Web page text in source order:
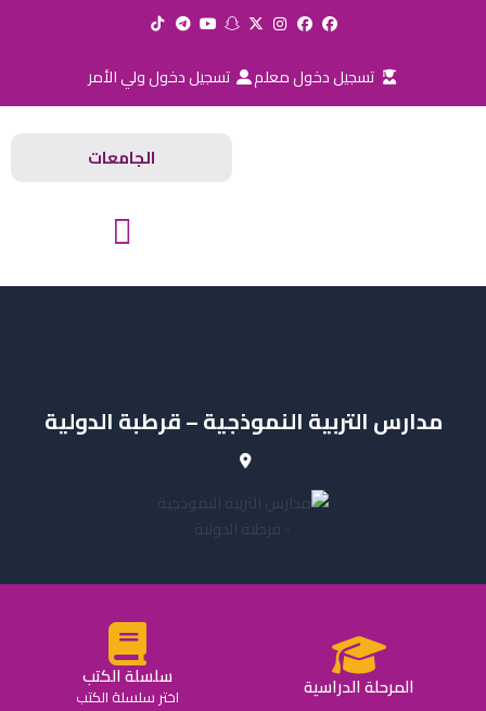
تسجيل دخول معلم تسجيل دخول ولي الأمر
الجامعات
مدارس التربية النموذجية – قرطبة الدولية
المرحلة الدراسية سلسلة الكتب
اختر سلسلة الكتب